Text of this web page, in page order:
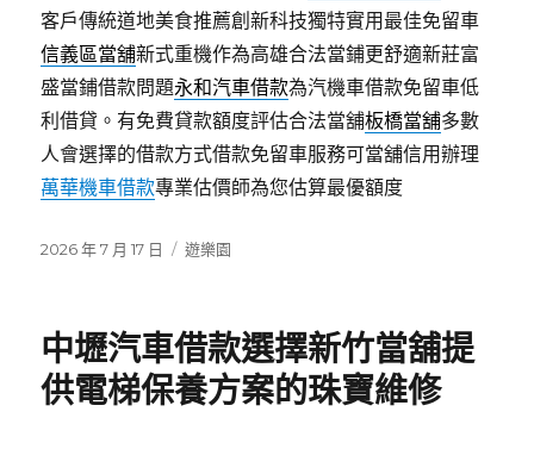
客戶傳統道地美食推薦創新科技獨特實用最佳免留車
信義區當舖新式重機作為高雄合法當鋪更舒適新莊富
盛當鋪借款問題永和汽車借款為汽機車借款免留車低
利借貸。有免費貸款額度評估合法當舖板橋當舖多數
人會選擇的借款方式借款免留車服務可當舖信用辦理
萬華機車借款專業估價師為您估算最優額度
發
2026 年 7 月 17 日
分
遊樂園
中壢汽車借款選擇新竹當舖提
供電梯保養方案的珠寶維修